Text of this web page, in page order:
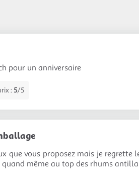
pour un anniversaire
: 5/5
que vous proposez mais je
même au top des rhums